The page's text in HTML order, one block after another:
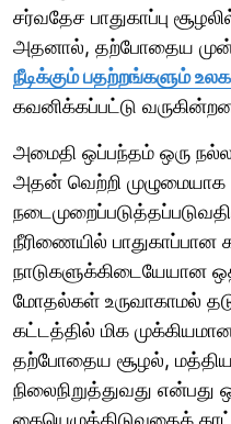
சர்வதேச பாதுகாப்பு
அதனால், தற்போதைய
நீடிக்கும் பதற்றங்களும்
கவனிக்கப்பட்டு
அமைதி ஒப்பந்தம் ஒரு
அதன் வெற்றி முழுமையாக
நீரிணையில் பாதுகாப்பான
நாடுகளுக்கிடையேயான
மோதல்கள் உருவாகாமல்
கட்டத்தில் மிக
தற்போதைய சூழல்,
நிலைநிறுத்துவது என்பது
கையெழுத்திடுவதைக்